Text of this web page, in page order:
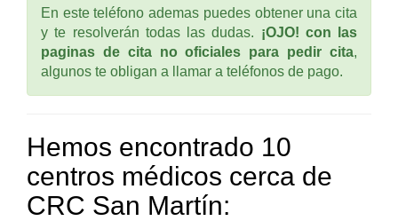
En este teléfono ademas puedes obtener una cita
y te resolverán todas las dudas. ¡OJO! con las
paginas de cita no oficiales para pedir cita,
algunos te obligan a llamar a teléfonos de pago.
Hemos encontrado 10
centros médicos cerca de
CRC San Martín: